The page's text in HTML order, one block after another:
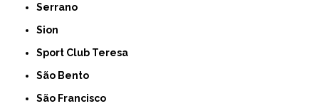
Serrano
Sion
Sport Club Teresa
São Bento
São Francisco